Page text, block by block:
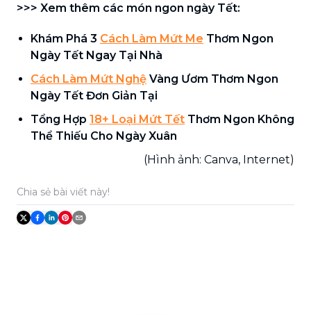
>>> Xem thêm các món ngon ngày Tết:
Khám Phá 3 Cách Làm Mứt Me Thơm Ngon
Ngày Tết Ngay Tại Nhà
Cách Làm Mứt Nghệ Vàng Ươm Thơm Ngon
Ngày Tết Đơn Giản Tại
Tổng Hợp 18+ Loại Mứt Tết Thơm Ngon Không
Thể Thiếu Cho Ngày Xuân
(Hình ảnh: Canva, Internet)
Chia sẻ bài viết này!